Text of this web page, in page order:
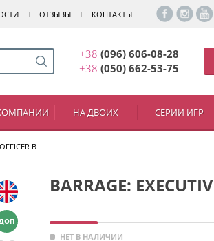
ОТЗЫВЫ КОНТАКТЫ
+38 (096) 606-08-28
+38 (050) 662-53-75
НА ДВОИХ СЕРИИ ИГР
B
BARRAGE:
НЕТ В НАЛИЧИИ